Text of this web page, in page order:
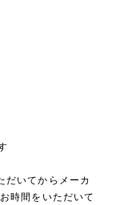
いてからメーカ
時間をいただいて